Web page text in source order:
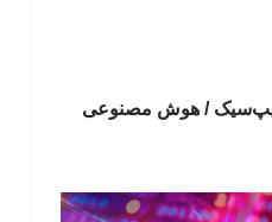
/ هوش مصنوعی